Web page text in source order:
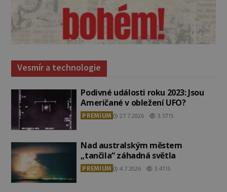
Vesmír a technologie
Podivné události roku 2023: Jsou
Američané v obležení UFO?
PREMIUM 27.7.2026 3.5TIS
Nad australským městem
„tančila“ záhadná světla
PREMIUM 4.7.2026 3.4TIS